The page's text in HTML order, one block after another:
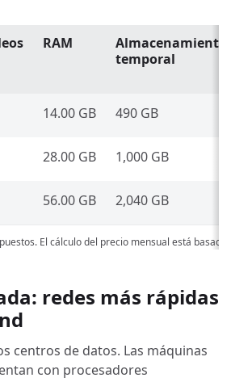
RAM
Almacenamiento
temporal
14.00 GB 490 GB
28.00 GB 1,000 GB
56.00 GB 2,040 GB
El cálculo del precio mensual está
redes más rápidas
centros de datos. Las máquinas
con procesadores